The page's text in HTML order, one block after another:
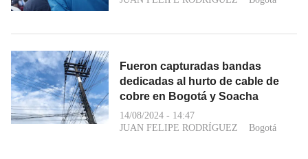
Fueron capturadas bandas
dedicadas al hurto de cable de
cobre en Bogotá y Soacha
14/08/2024 - 14:47
JUAN FELIPE RODRÍGUEZ
Bogotá